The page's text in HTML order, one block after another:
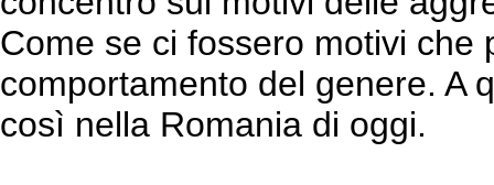
Come se ci fossero motivi che
comportamento del genere. A
così nella Romania di oggi.